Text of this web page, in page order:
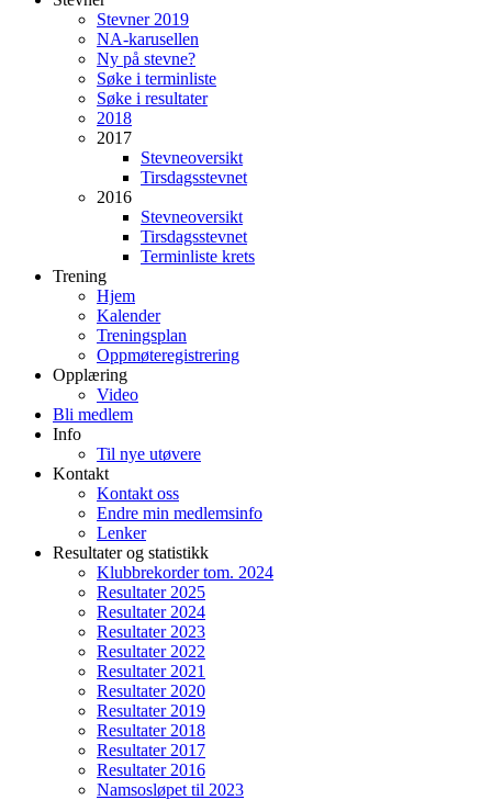
Stevner 2019
NA-karusellen
Ny på stevne?
Søke i terminliste
Søke i resultater
2018
2017
Stevneoversikt
Tirsdagsstevnet
2016
Stevneoversikt
Tirsdagsstevnet
Terminliste krets
Trening
Hjem
Kalender
Treningsplan
Oppmøteregistrering
Opplæring
Video
Bli medlem
Info
Til nye utøvere
Kontakt
Kontakt oss
Endre min medlemsinfo
Lenker
Resultater og statistikk
Klubbrekorder tom. 2024
Resultater 2025
Resultater 2024
Resultater 2023
Resultater 2022
Resultater 2021
Resultater 2020
Resultater 2019
Resultater 2018
Resultater 2017
Resultater 2016
Namsosløpet til 2023